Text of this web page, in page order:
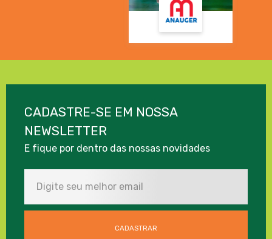
CADASTRE-SE EM NOSSA
NEWSLETTER
E fique por dentro das nossas novidades